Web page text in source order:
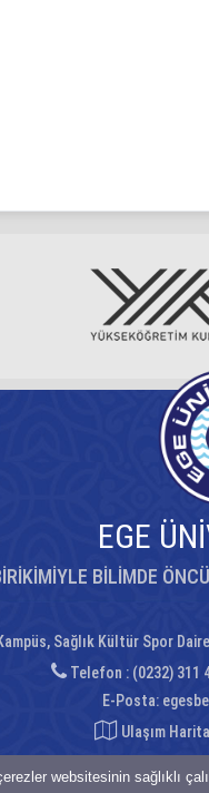
websitesinin sağlıklı
EGE
BİLİMDE
Sağlık Kültür Spor
Telefon : (0232) 311
E-Posta:
Ulaşım